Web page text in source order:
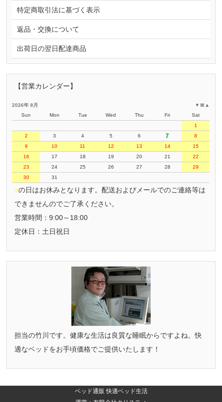
特定商取引法に基づく表示
返品・交換について
出荷日の翌日配達商品
【営業カレンダー】
▲
〓
▼
2026年 8月
Sun
Mon Tue Wed Thu Fri
Sat
1
2
3 4 5 6 7
8
9
10 11 12 13 14
15
16
17 18 19 20 21
22
23
24 25 26 27 28
29
30
31
■の日はお休みとなります。配送およびメールでのご連絡等は
できませんのでご了承ください。
営業時間：9:00～18:00
定休日：土日祝日
担当の竹川です。健康な生活は良質な睡眠からですよね。快
適なベッドをお手頃価格でご提供いたします！
ベッド通販 快適ベッド生活